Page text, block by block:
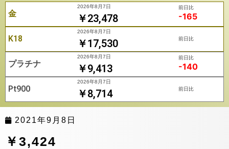
金 ￥23,478
2026年8月7日 前日比
-165
K18 ￥17,530
2026年8月7日
前日比
プラチナ ￥9,413
2026年8月7日 前日比
-140
Pt900 ￥8,714
2026年8月7日
前日比
2021年9月8日
￥3,424